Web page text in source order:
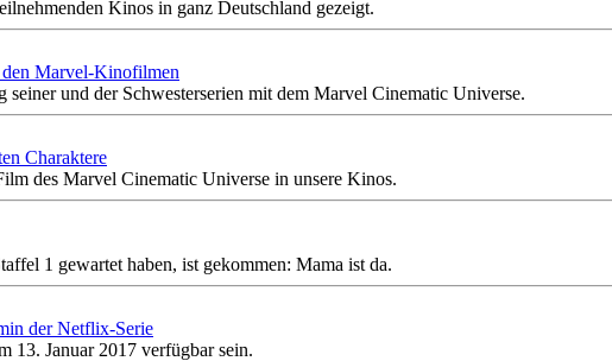
Kinos in ganz Deutschland gezeigt.
Marvel-Kinofilmen
und der Schwesterserien mit dem Marvel Cinematic Universe.
Charaktere
des Marvel Cinematic Universe in unsere Kinos.
1 gewartet haben, ist gekommen: Mama ist da.
der Netflix-Serie
13. Januar 2017 verfügbar sein.